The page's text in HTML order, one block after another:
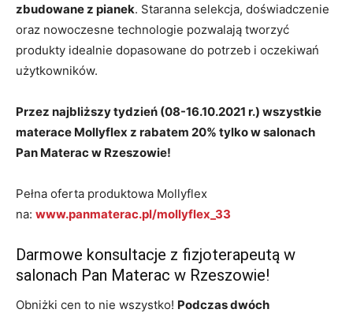
zbudowane z pianek. Staranna selekcja, doświadczenie
oraz nowoczesne technologie pozwalają tworzyć
produkty idealnie dopasowane do potrzeb i oczekiwań
użytkowników.
Przez najbliższy tydzień (08-16.10.2021 r.) wszystkie
materace Mollyflex z rabatem 20% tylko w salonach
Pan Materac w Rzeszowie!
Pełna oferta produktowa Mollyflex
na: www.panmaterac.pl/mollyflex_33
Darmowe konsultacje z fizjoterapeutą w
salonach Pan Materac w Rzeszowie!
Obniżki cen to nie wszystko! Podczas dwóch